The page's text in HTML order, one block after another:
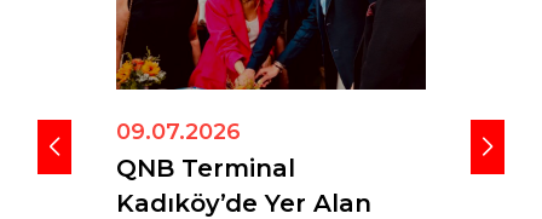
09.07.2026
QNB Terminal
Kadıköy’de Yer Alan
Milli